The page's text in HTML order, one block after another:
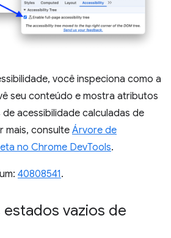
você inspeciona como a
seu conteúdo e mostra atributos
acessibilidade calculadas de
mais, consulte Árvore de
no Chrome DevTools.
40808541.
estados vazios de